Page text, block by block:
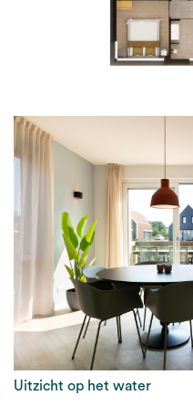
Uitzicht op het water